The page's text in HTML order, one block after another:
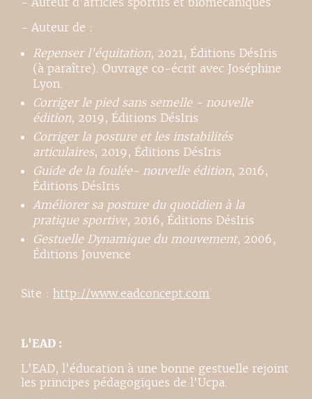
- Auteur de :
Repenser l'équitation, 2021, Éditions DésIris
(à paraître). Ouvrage co-écrit avec Joséphine
Lyon.
Corriger le pied sans semelle - nouvelle
édition, 2019, Éditions DésIris
Corriger la posture et les instabilités
articulaires, 2019, Éditions DésIris
Guide de la foulée- nouvelle édition, 2016,
Éditions DésIris
Améliorer sa posture du quotidien à la
pratique sportive, 2016, Éditions DésIris
Gestuelle Dynamique du mouvement, 2006,
Éditions Jouvence
Site : http://www.eadconcept.com
L'EAD :
L'EAD, l'éducation à une bonne gestuelle rejoint
les principes pédagogiques de l'Ucpa.